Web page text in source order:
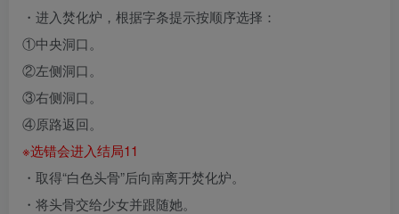
・进入焚化炉，根据字条提示按顺序选择：
①中央洞口。
②左侧洞口。
③右侧洞口。
④原路返回。
※选错会进入结局11
・取得“白色头骨”后向南离开焚化炉。
・将头骨交给少女并跟随她。